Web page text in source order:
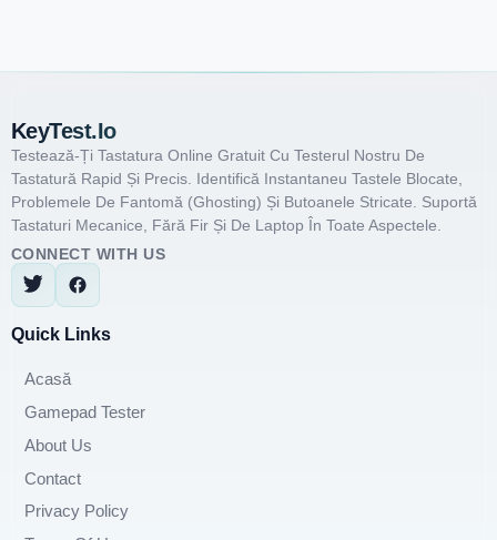
KeyTest.io
Testează-Ți Tastatura Online Gratuit Cu Testerul Nostru De
Tastatură Rapid Și Precis. Identifică Instantaneu Tastele Blocate,
Problemele De Fantomă (ghosting) Și Butoanele Stricate. Suportă
Tastaturi Mecanice, Fără Fir Și De Laptop În Toate Aspectele.
CONNECT WITH US
Quick Links
Acasă
Gamepad Tester
About Us
Contact
Privacy Policy